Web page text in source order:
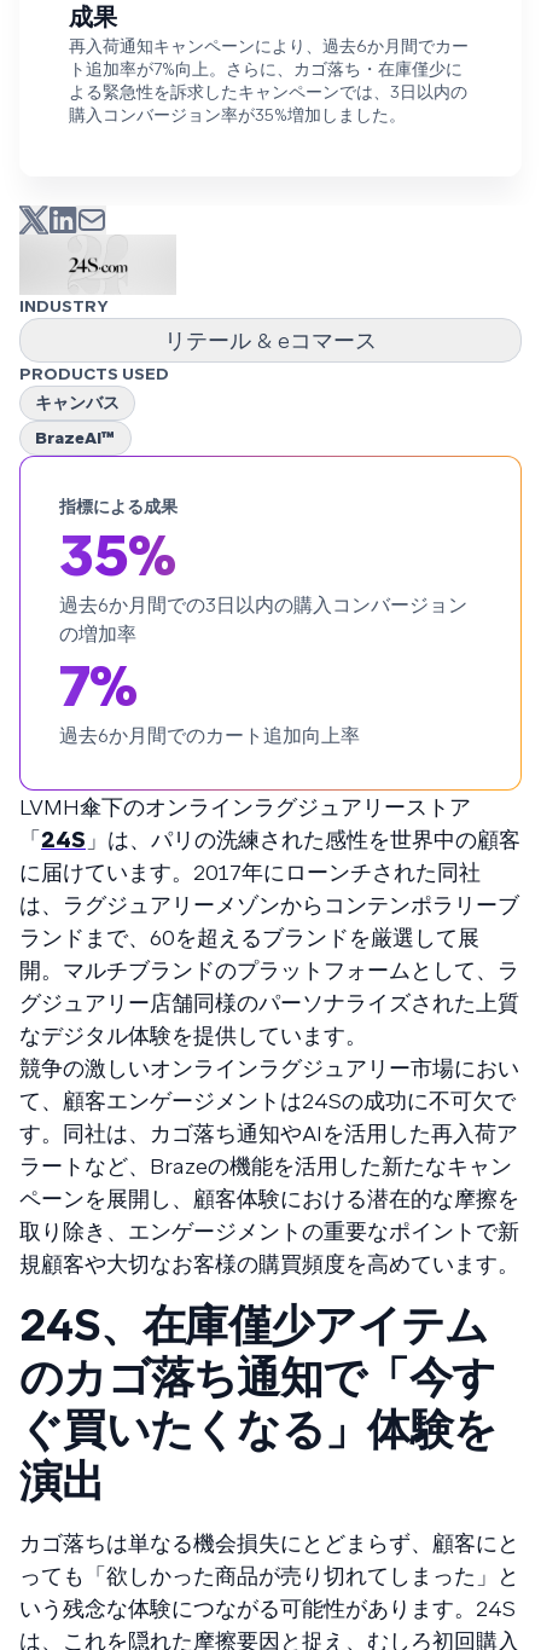
成果
再入荷通知キャンペーンにより、過去6か月間でカー
ト追加率が7%向上。さらに、カゴ落ち・在庫僅少に
よる緊急性を訴求したキャンペーンでは、3日以内の
購入コンバージョン率が35%増加しました。
INDUSTRY
リテール & eコマース
PRODUCTS USED
キャンバス
BrazeAI™
指標による成果
35%
過去6か月間での3日以内の購入コンバージョン
の増加率
7%
過去6か月間でのカート追加向上率
LVMH傘下のオンラインラグジュアリーストア
「24S 」は、パリの洗練された感性を世界中の顧客
に届けています。2017年にローンチされた同社
は、ラグジュアリーメゾンからコンテンポラリーブ
ランドまで、60を超えるブランドを厳選して展
開。マルチブランドのプラットフォームとして、ラ
グジュアリー店舗同様のパーソナライズされた上質
なデジタル体験を提供しています。
競争の激しいオンラインラグジュアリー市場におい
て、顧客エンゲージメントは24Sの成功に不可欠で
す。同社は、カゴ落ち通知やAIを活用した再入荷ア
ラートなど、Brazeの機能を活用した新たなキャン
ペーンを展開し、顧客体験における潜在的な摩擦を
取り除き、エンゲージメントの重要なポイントで新
規顧客や大切なお客様の購買頻度を高めています。
24S、在庫僅少アイテム
のカゴ落ち通知で「今す
ぐ買いたくなる」体験を
演出
カゴ落ちは単なる機会損失にとどまらず、顧客にと
っても「欲しかった商品が売り切れてしまった」と
いう残念な体験につながる可能性があります。24S
は、これを隠れた摩擦要因と捉え、むしろ初回購入